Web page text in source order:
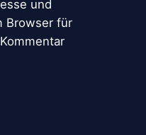
und
Browser für